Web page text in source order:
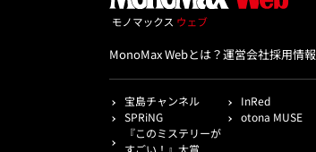
MonoMax Webとは？運営会社採用情報
宝島チャンネル InRed
SPRiNG
otona MUSE
『このミステリーが
すごい！』大賞